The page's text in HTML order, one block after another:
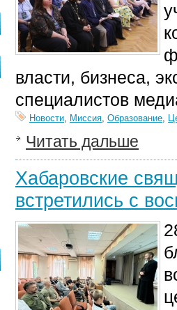
власти, бизнеса,
специалистов
Новости, Миссия, Образование,
Читать дальше
Хабаровские
встретились с